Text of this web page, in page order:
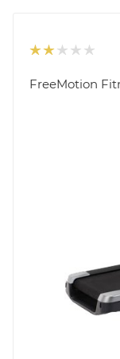
FreeMotion